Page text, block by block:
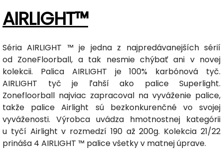
AIRLIGHT™
Séria AIRLIGHT ™ je jedna z najpredávanejších sérií
od ZoneFloorball, a tak nesmie chýbať ani v novej
kolekcii. Palica AIRLIGHT je 100% karbónová tyč.
AIRLIGHT tyč je ľahší ako palice Superlight.
Zonefloorball najviac zapracoval na vyváženie palice,
takže palice Airlight sú bezkonkurenčné vo svojej
vyváženosti. Výrobca uvádza hmotnostnej kategórii
u tyčí Airlight v rozmedzí 190 až 200g. Kolekcia 21/22
prináša 4 AIRLIGHT ™ palice všetky v matnej úprave.